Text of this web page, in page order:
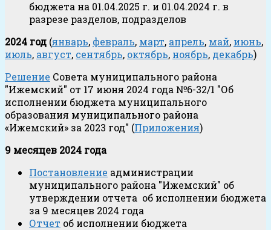
бюджета на 01.04.2025 г. и 01.04.2024 г. в
разрезе разделов, подразделов
2024 год (январь, февраль, март, апрель, май, июнь,
июль, август, сентябрь, октябрь, ноябрь, декабрь)
Решение Совета муниципального района
"Ижемский" от 17 июня 2024 года №6-32/1 "Об
исполнении бюджета муниципального
образования муниципального района
«Ижемский» за 2023 год" (Приложения)
9 месяцев 2024 года
Постановление администрации
муниципального района "Ижемский" об
утверждении отчета об исполнении бюджета
за 9 месяцев 2024 года
Отчет об исполнении бюджета